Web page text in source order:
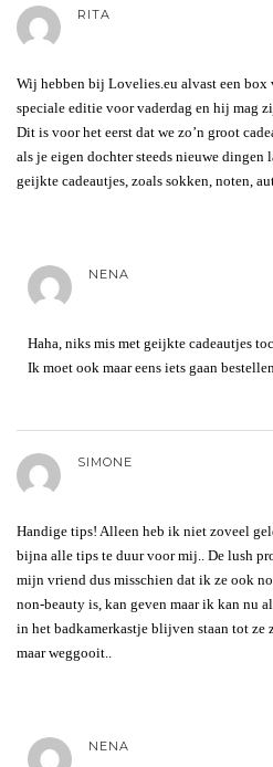
RITA
Wij hebben bij Lovelies.eu alvast een box
speciale editie voor vaderdag en hij mag
Dit is voor het eerst dat we zo’n groot
als je eigen dochter steeds nieuwe
geijkte cadeautjes, zoals sokken, noten,
NENA
Haha, niks mis met geijkte cadeautjes
Ik moet ook maar eens iets gaan
SIMONE
Handige tips! Alleen heb ik niet zoveel
bijna alle tips te duur voor mij.. De lush
mijn vriend dus misschien dat ik ze ook
non-beauty is, kan geven maar ik kan nu
in het badkamerkastje blijven staan tot
maar weggooit..
NENA